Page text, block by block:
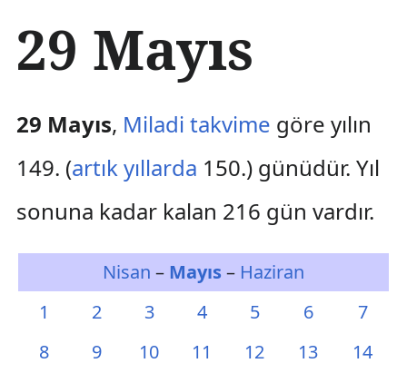
ç
e
r
e
t
a
29 Mayıs
29 Mayıs, Miladi takvime göre yılın
149. (artık yıllarda 150.) günüdür. Yıl
sonuna kadar kalan 216 gün vardır.
Nisan – Mayıs– Haziran
1
2 3 4 5 6
7
8
9 10 11 12 13
14